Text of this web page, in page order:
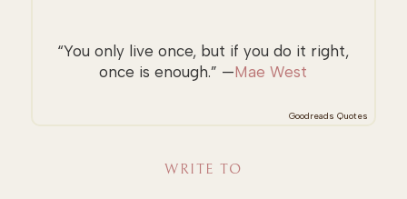
“You only live once, but if you do it right,
once is enough.” —Mae West
Goodreads Quotes
WRITE TO